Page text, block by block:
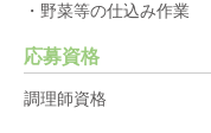
・野菜等の仕込み作業
応募資格
調理師資格